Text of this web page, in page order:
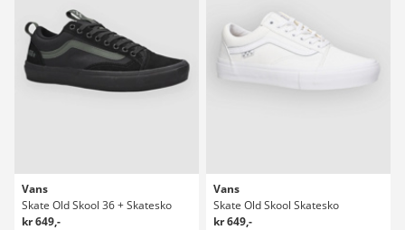
Vans
Skate Old Skool 36 + Skatesko
kr 649,-
Vans
Skate Old Skool Skatesko
kr 649,-